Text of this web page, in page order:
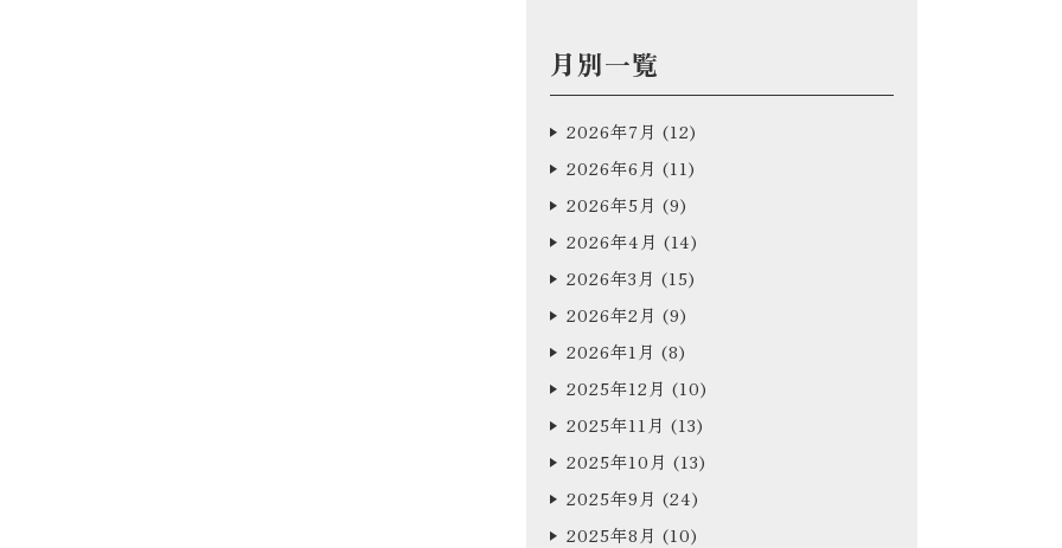
月別一覧
2026年7月 (12)
2026年6月 (11)
2026年5月 (9)
2026年4月 (14)
2026年3月 (15)
2026年2月 (9)
2026年1月 (8)
2025年12月 (10)
2025年11月 (13)
2025年10月 (13)
2025年9月 (24)
2025年8月 (10)